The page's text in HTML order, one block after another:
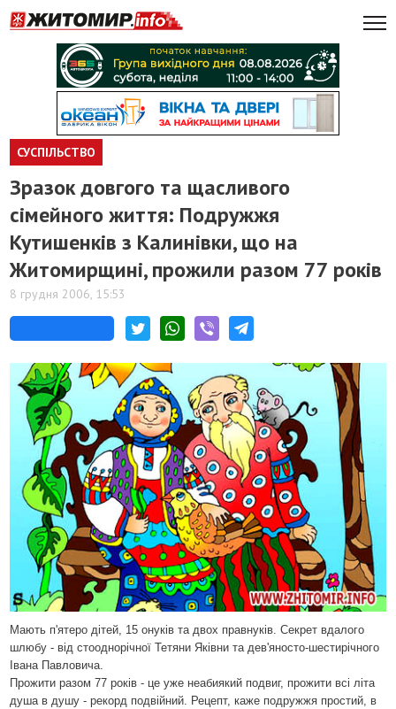
СУСПІЛЬСТВО
Зразок довгого та щасливого
сімейного життя: Подружжя
Кутишенків з Калинівки, що на
Житомирщині, прожили разом 77 років
8 грудня 2006, 15:53
Мають п'ятеро дітей, 15 онуків та двох правнуків. Секрет вдалого
шлюбу - від стооднорічної Тетяни Яківни та дев'яносто-шестирічного
Івана Павловича.
Прожити разом 77 років - це уже неабиякий подвиг, прожити всі літа
душа в душу - рекорд подвійний. Рецепт, каже подружжя простий, в